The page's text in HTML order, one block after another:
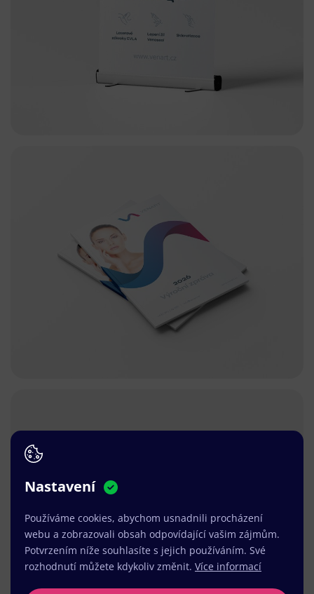
Nastavení
Používáme cookies, abychom usnadnili procházení
webu a zobrazovali obsah odpovídající vašim zájmům.
Potvrzením níže souhlasíte s jejich používáním. Své
rozhodnutí můžete kdykoliv změnit. Více informací